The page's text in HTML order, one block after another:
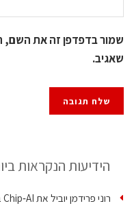
שמור בדפדפן זה את השם,
שאגיב.
הידיעות הנקראות
רוני פרידמן יוביל את Chip‑AI באפל; טל ענבר ינהל את…